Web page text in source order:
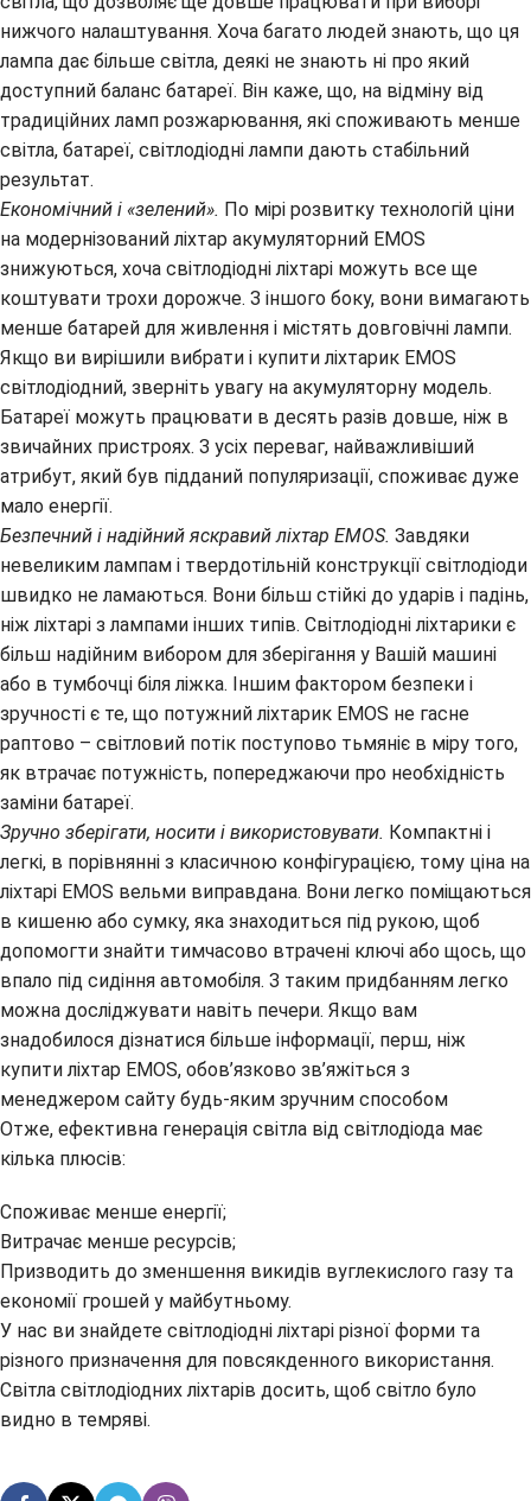
нижчого налаштування. Хоча багато людей знають, що ця
лампа дає більше світла, деякі не знають ні про який
доступний баланс батареї. Він каже, що, на відміну від
традиційних ламп розжарювання, які споживають менше
світла, батареї, світлодіодні лампи дають стабільний
результат.
Економічний і «зелений». По мірі розвитку технологій ціни
на модернізований ліхтар акумуляторний EMOS
знижуються, хоча світлодіодні ліхтарі можуть все ще
коштувати трохи дорожче. З іншого боку, вони вимагають
менше батарей для живлення і містять довговічні лампи.
Якщо ви вирішили вибрати і купити ліхтарик EMOS
світлодіодний, зверніть увагу на акумуляторну модель.
Батареї можуть працювати в десять разів довше, ніж в
звичайних пристроях. З усіх переваг, найважливіший
атрибут, який був підданий популяризації, споживає дуже
мало енергії.
Безпечний і надійний яскравий ліхтар EMOS. Завдяки
невеликим лампам і твердотільній конструкції світлодіоди
швидко не ламаються. Вони більш стійкі до ударів і падінь,
ніж ліхтарі з лампами інших типів. Світлодіодні ліхтарики є
більш надійним вибором для зберігання у Вашій машині
або в тумбочці біля ліжка. Іншим фактором безпеки і
зручності є те, що потужний ліхтарик EMOS не гасне
раптово – світловий потік поступово тьмяніє в міру того,
як втрачає потужність, попереджаючи про необхідність
заміни батареї.
Зручно зберігати, носити і використовувати. Компактні і
легкі, в порівнянні з класичною конфігурацією, тому ціна на
ліхтарі EMOS вельми виправдана. Вони легко поміщаються
в кишеню або сумку, яка знаходиться під рукою, щоб
допомогти знайти тимчасово втрачені ключі або щось, що
впало під сидіння автомобіля. З таким придбанням легко
можна досліджувати навіть печери. Якщо вам
знадобилося дізнатися більше інформації, перш, ніж
купити ліхтар EMOS, обов’язково зв’яжіться з
менеджером сайту будь-яким зручним способом
Отже, ефективна генерація світла від світлодіода має
кілька плюсів:
Споживає менше енергії;
Витрачає менше ресурсів;
Призводить до зменшення викидів вуглекислого газу та
економії грошей у майбутньому.
У нас ви знайдете світлодіодні ліхтарі різної форми та
різного призначення для повсякденного використання.
Світла світлодіодних ліхтарів досить, щоб світло було
видно в темряві.